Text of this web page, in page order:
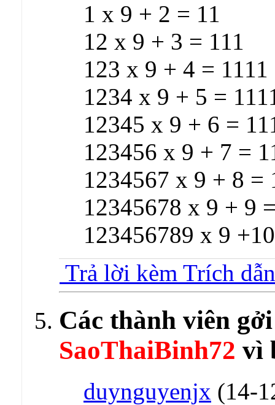
1 x 9 + 2 = 11
12 x 9 + 3 = 111
123 x 9 + 4 = 1111
1234 x 9 + 5 =
12345 x 9 + 6 =
123456 x 9 + 7 =
1234567 x 9 + 8 =
12345678 x 9 + 9
123456789 x 9
Trả lời kèm Trích dẫn
Các thành viên
SaoThaiBinh72 vì
duynguyenjx (14-